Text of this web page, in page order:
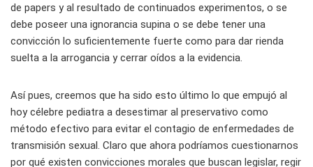
de papers y al resultado de continuados experimentos, o se
debe poseer una ignorancia supina o se debe tener una
convicción lo suficientemente fuerte como para dar rienda
suelta a la arrogancia y cerrar oídos a la evidencia.
Así pues, creemos que ha sido esto último lo que empujó al
hoy célebre pediatra a desestimar al preservativo como
método efectivo para evitar el contagio de enfermedades de
transmisión sexual. Claro que ahora podríamos cuestionarnos
por qué existen convicciones morales que buscan legislar, regir